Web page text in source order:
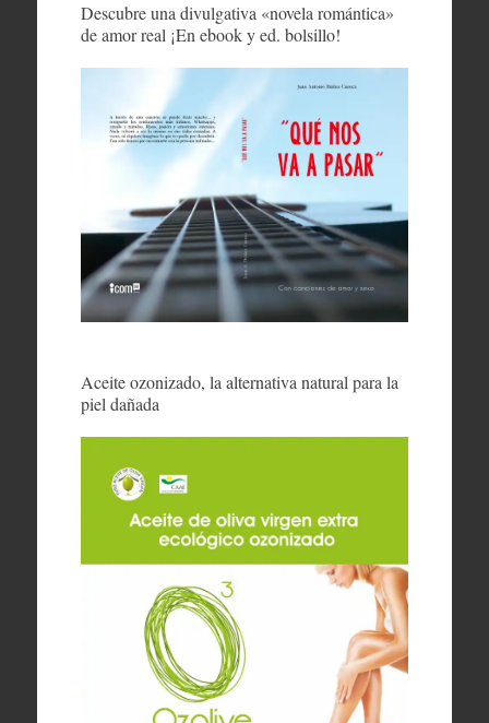
Descubre una divulgativa «novela romántica»
de amor real ¡En ebook y ed. bolsillo!
Aceite ozonizado, la alternativa natural para la
piel dañada